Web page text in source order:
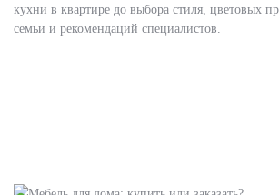
кухни в квартире до выбора стиля, цветовых
семьи и рекомендаций специалистов.